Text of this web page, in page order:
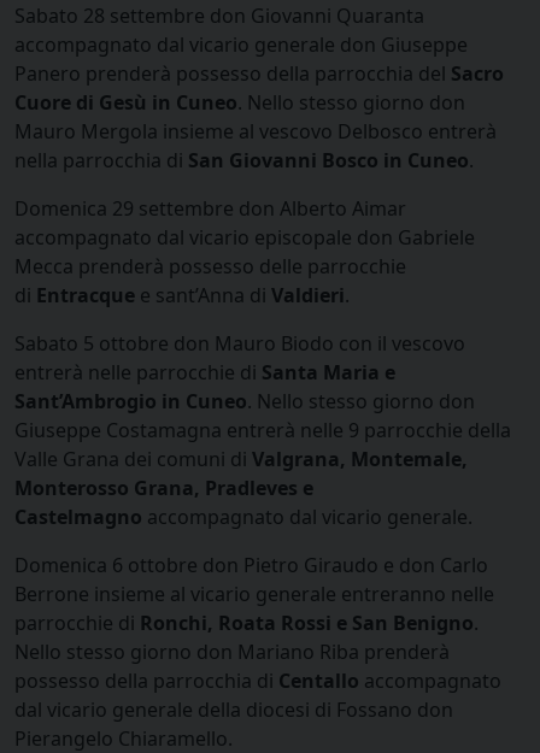
Sabato 28 settembre don Giovanni Quaranta
accompagnato dal vicario generale don Giuseppe
Panero prenderà possesso della parrocchia del Sacro
Cuore di Gesù in Cuneo. Nello stesso giorno don
Mauro Mergola insieme al vescovo Delbosco entrerà
nella parrocchia di San Giovanni Bosco in Cuneo.
Domenica 29 settembre don Alberto Aimar
accompagnato dal vicario episcopale don Gabriele
Mecca prenderà possesso delle parrocchie
di Entracque e sant’Anna di Valdieri.
Sabato 5 ottobre don Mauro Biodo con il vescovo
entrerà nelle parrocchie di Santa Maria e
Sant’Ambrogio in Cuneo. Nello stesso giorno don
Giuseppe Costamagna entrerà nelle 9 parrocchie della
Valle Grana dei comuni di Valgrana, Montemale,
Monterosso Grana, Pradleves e
Castelmagno accompagnato dal vicario generale.
Domenica 6 ottobre don Pietro Giraudo e don Carlo
Berrone insieme al vicario generale entreranno nelle
parrocchie di Ronchi, Roata Rossi e San Benigno.
Nello stesso giorno don Mariano Riba prenderà
possesso della parrocchia di Centallo accompagnato
dal vicario generale della diocesi di Fossano don
Pierangelo Chiaramello.